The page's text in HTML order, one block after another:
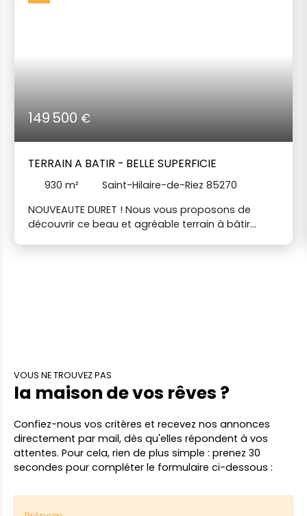
149 500€
TERRAIN A BATIR - BELLE SUPERFICIE
930 m²
Saint-Hilaire-de-Riez 85270
NOUVEAUTE DURET ! Nous vous proposons de
découvrir ce beau et agréable terrain à bâtir
VOUS NE TROUVEZ PAS
la maison de vos rêves ?
Confiez-nous vos critères et recevez nos annonces
directement par mail, dès qu'elles répondent à vos
attentes. Pour cela, rien de plus simple : prenez 30
secondes pour compléter le formulaire ci-dessous :